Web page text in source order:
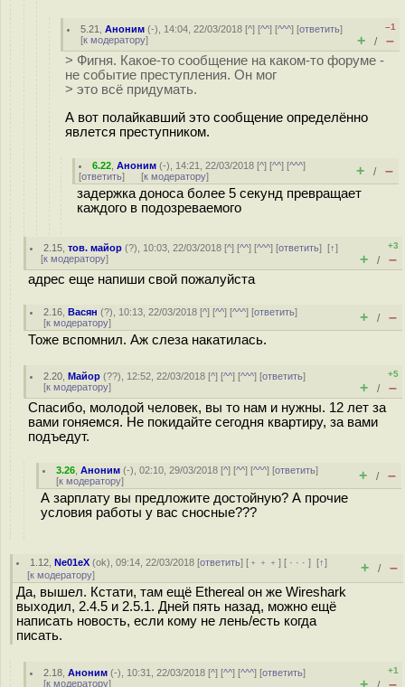
5.21 ,Аноним (-), 14:04, 22/03/2018 [^] [^^] [^^^] [ответить]
[к модератору]
–1
+ / –
> Фигня. Какое-то сообщение на каком-то форуме -
не событие преступления. Он мог
> это всё придумать.
А вот полайкавший это сообщение определённо
явлется преступником.
6.22 ,Аноним (-), 14:21, 22/03/2018 [^] [^^] [^^^]
[ответить] [к модератору] + / –
задержка доноса более 5 секунд превращает
каждого в подозреваемого
2.15 ,тов. майор (?), 10:03, 22/03/2018 [^] [^^] [^^^] [ответить][↑]
[к модератору]
+3
+ / –
адрес еще напиши свой пожалуйста
2.16 ,Васян (?), 10:13, 22/03/2018 [^] [^^] [^^^] [ответить]
[к модератору] + / –
Тоже вспомнил. Аж слеза накатилась.
2.20 ,Майор (??), 12:52, 22/03/2018 [^] [^^] [^^^] [ответить]
[к модератору]
+5
+ / –
Спасибо, молодой человек, вы то нам и нужны. 12 лет за
вами гоняемся. Не покидайте сегодня квартиру, за вами
подъедут.
3.26 ,Аноним (-), 02:10, 29/03/2018 [^] [^^] [^^^] [ответить]
[к модератору] + / –
А зарплату вы предложите достойную? А прочие
условия работы у вас сносные???
1.12 ,Ne01eX (ok), 09:14, 22/03/2018 [ответить] [ ﹢﹢﹢] [ · · ·][↑]
[к модератору] + / –
Да, вышел. Кстати, там ещё Ethereal он же Wireshark
выходил, 2.4.5 и 2.5.1. Дней пять назад, можно ещё
написать новость, если кому не лень/есть когда
писать.
2.18 ,Аноним (-), 10:31, 22/03/2018 [^] [^^] [^^^] [ответить]
[к модератору]
+1
+ –